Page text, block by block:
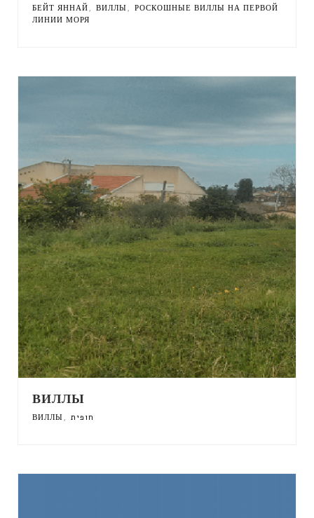
БЕЙТ ЯННАЙ, ВИЛЛЫ, РОСКОШНЫЕ ВИЛЛЫ НА ПЕРВОЙ
ЛИНИИ МОРЯ
ВИЛЛЫ
ВИЛЛЫ, חופית